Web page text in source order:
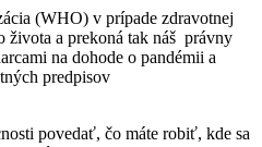
(WHO) v prípade zdravotnej
života a prekoná tak náš právny
na dohode o pandémii a
predpisov
povedať, čo máte robiť, kde sa